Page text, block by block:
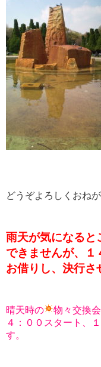
どうぞよろしくおねが
雨天が気になると
できませんが、１
お借りし、決行さ
晴天時の
物々交換
４：００スタート、
す。